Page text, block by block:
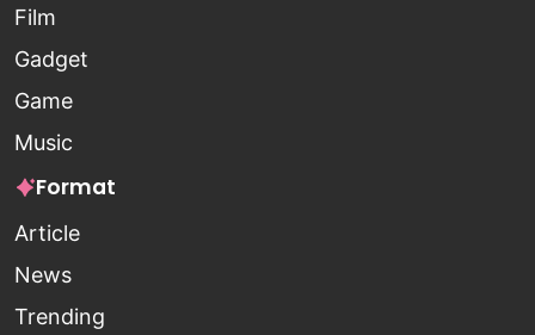
Film
Gadget
Game
Music
Format
Article
News
Trending